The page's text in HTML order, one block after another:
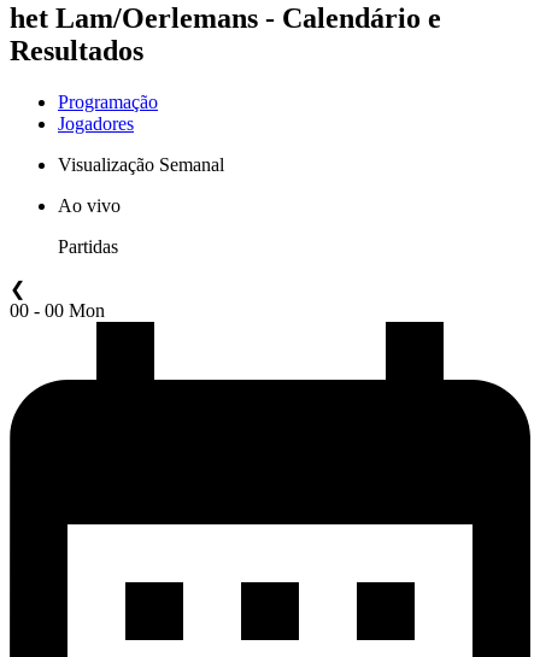
het Lam/Oerlemans - Calendário e
Resultados
Programação
Jogadores
Visualização Semanal
Ao vivo
Partidas
❮
00 - 00 Mon